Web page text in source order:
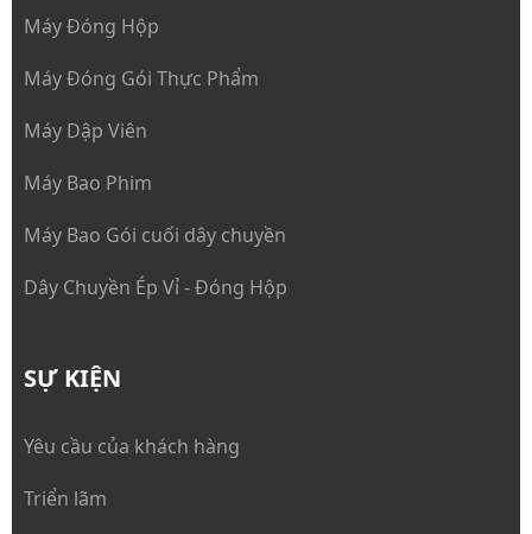
Máy Đóng Hộp
Máy Đóng Gói Thực Phẩm
Máy Dập Viên
Máy Bao Phim
Máy Bao Gói cuối dây chuyền
Dây Chuyền Ép Vỉ - Đóng Hộp
SỰ KIỆN
Yêu cầu của khách hàng
Triển lãm